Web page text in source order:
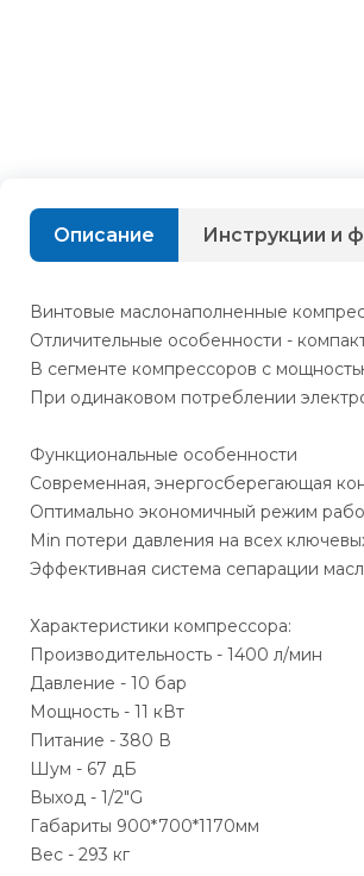
Описание
Винтовые маслонаполненные
Отличительные особенности -
В сегменте компрессоров с
При одинаковом потреблении
Функциональные особенности
Современная, энергосберегающая
Оптимально экономичный режим
Min потери давления на всех
Эффективная система сепарации
Характеристики компрессора:
Производительность - 1400 л/мин
Давление - 10 бар
Мощность - 11 кВт
Питание - 380 В
Шум - 67 дБ
Выход - 1/2"G
Габариты 900*700*1170мм
Вес - 293 кг
Инструкции и